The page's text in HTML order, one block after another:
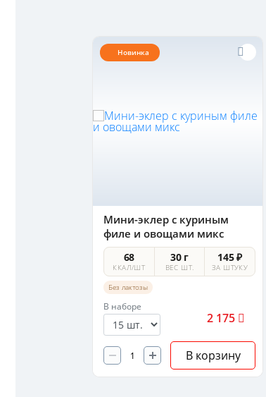
Новинка
Мини-эклер с куриным
филе и овощами микс
68
ККАЛ/ШТ
30 г
ВЕС ШТ.
145 ₽
ЗА ШТУКУ
Без лактозы
В наборе
2 175
В корзину